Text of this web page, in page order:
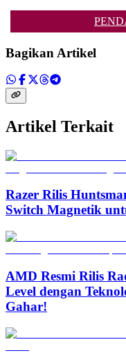
Bagikan Artikel
Artikel Terkait
Razer Rilis
Switch Magnetik
AMD Resmi Rilis
Level dengan
Gahar!